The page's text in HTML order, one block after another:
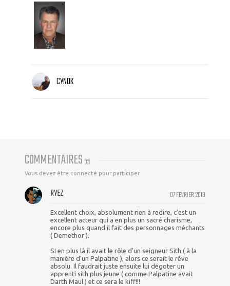
CYNOK
COMMENTAIRES (12)
Vous devez être connecté pour participer
07 FEVRIER 2013
RYEZ
Excellent choix, absolument rien à redire, c'est un
excellent acteur qui a en plus un sacré charisme,
encore plus quand il fait des personnages méchants
( Demethor ).
SI en plus là il avait le rôle d'un seigneur Sith ( à la
manière d'un Palpatine ), alors ce serait le rêve
absolu. Il faudrait juste ensuite lui dégoter un
apprenti sith plus jeune ( comme Palpatine avait
Darth Maul ) et ce sera le kiff!!!